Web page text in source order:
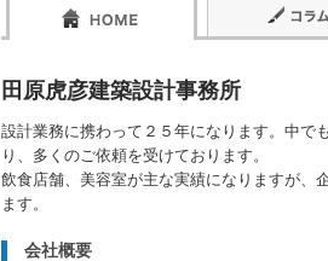
田原虎彦建築設計事務所
設計業務に携わって２５年になります。中で
り、多くのご依頼を受けております。
飲食店舗、美容室が主な実績になりますが、
ます。
会社概要